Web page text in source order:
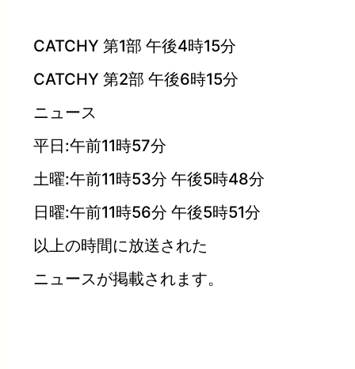
CATCHY 第1部 午後4時15分
CATCHY 第2部 午後6時15分
ニュース
平日:午前11時57分
土曜:午前11時53分 午後5時48分
日曜:午前11時56分 午後5時51分
以上の時間に放送された
ニュースが掲載されます。